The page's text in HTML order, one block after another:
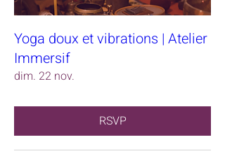
Yoga doux et vibrations | Atelier
Immersif
dim. 22 nov.
RSVP